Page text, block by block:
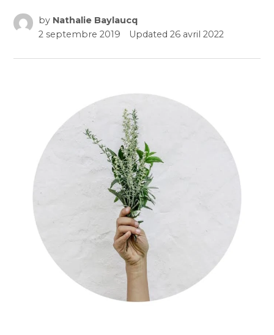
by Nathalie Baylaucq
2 septembre 2019
Updated26 avril 2022